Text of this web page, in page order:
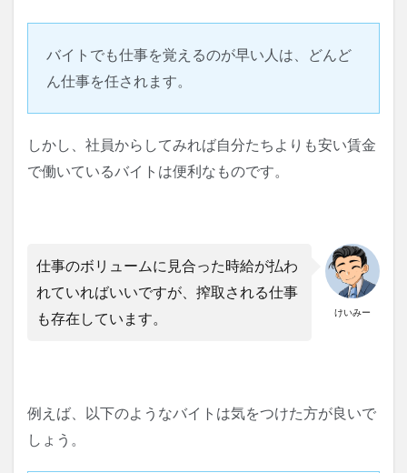
バイトでも仕事を覚えるのが早い人は、どんど
ん仕事を任されます。
しかし、社員からしてみれば自分たちよりも安い賃金
で働いているバイトは便利なものです。
けいみー
仕事のボリュームに見合った時給が払わ
れていればいいですが、搾取される仕事
も存在しています。
例えば、以下のようなバイトは気をつけた方が良いで
しょう。